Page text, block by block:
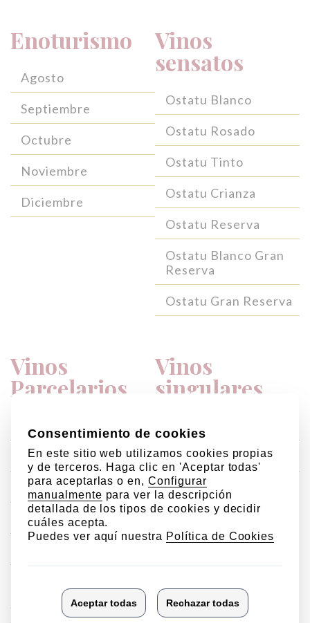
Enoturismo
Agosto
Septiembre
Octubre
Noviembre
Diciembre
Vinos
sensatos
Ostatu Blanco
Ostatu Rosado
Ostatu Tinto
Ostatu Crianza
Ostatu Reserva
Ostatu Blanco Gran
Reserva
Ostatu Gran Reserva
Vinos
Parcelarios
Valdepedro de Ostatu
Escobal de Ostatu
Menditto de Ostatu
Lore de Ostatu
Vinos
singulares
Laderas de Ostatu
Gloria de Ostatu
Regala Ostatu Otros